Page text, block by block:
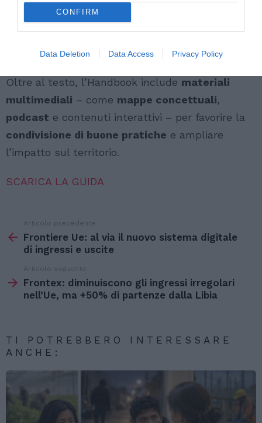
CONFIRM
Data Deletion Data Access Privacy Policy
vigilanza,tutela delle vittime
reinserimento socio-lavorativo
Contenuti multimediali e approfondimenti
Oltre al testo, l’Handbook include materiali
multimediali – come mappe concettuali,
podcast e contenuti interattivi – per favorire la
condivisione di buone pratiche e ampliare
l’impatto sul territorio.
SCARICA LA GUIDA
di
Articolo precedente
Frontiere Ue: al via il nuovo sistema digitale
di ingressi e uscite
Articolo seguente
Frontex: diminuiscono gli ingressi irregolari
nell’Ue, ma +50% di partenze dalla Libia
TI POTREBBERO INTERESSARE
ANCHE: